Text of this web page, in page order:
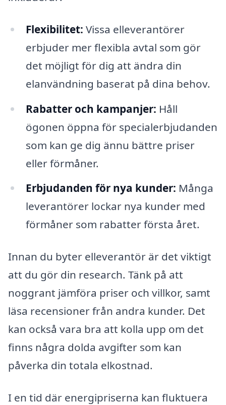
Flexibilitet: Vissa elleverantörer
erbjuder mer flexibla avtal som gör
det möjligt för dig att ändra din
elanvändning baserat på dina behov.
Rabatter och kampanjer: Håll
ögonen öppna för specialerbjudanden
som kan ge dig ännu bättre priser
eller förmåner.
Erbjudanden för nya kunder: Många
leverantörer lockar nya kunder med
förmåner som rabatter första året.
Innan du byter elleverantör är det viktigt
att du gör din research. Tänk på att
noggrant jämföra priser och villkor, samt
läsa recensioner från andra kunder. Det
kan också vara bra att kolla upp om det
finns några dolda avgifter som kan
påverka din totala elkostnad.
I en tid där energipriserna kan fluktuera